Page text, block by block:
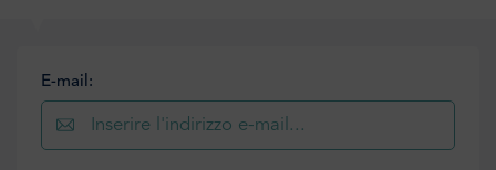
E-mail: